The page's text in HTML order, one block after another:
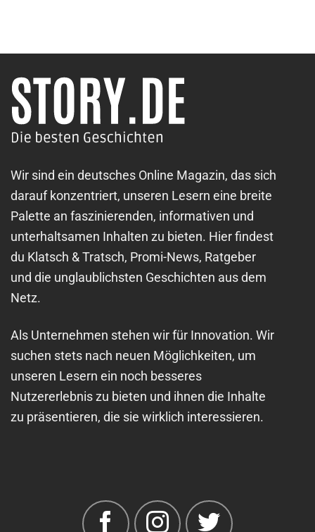
Wir sind ein deutsches Online Magazin, das sich
darauf konzentriert, unseren Lesern eine breite
Palette an faszinierenden, informativen und
unterhaltsamen Inhalten zu bieten. Hier findest
du Klatsch & Tratsch, Promi-News, Ratgeber
und die unglaublichsten Geschichten aus dem
Netz.
Als Unternehmen stehen wir für Innovation. Wir
suchen stets nach neuen Möglichkeiten, um
unseren Lesern ein noch besseres
Nutzererlebnis zu bieten und ihnen die Inhalte
zu präsentieren, die sie wirklich interessieren.